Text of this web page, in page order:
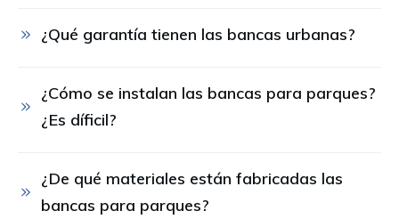
¿Qué garantía tienen las bancas urbanas?
¿Cómo se instalan las bancas para parques?
¿Es díficil?
¿De qué materiales están fabricadas las
bancas para parques?